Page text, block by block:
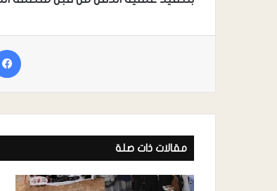
مقالات ذات صلة